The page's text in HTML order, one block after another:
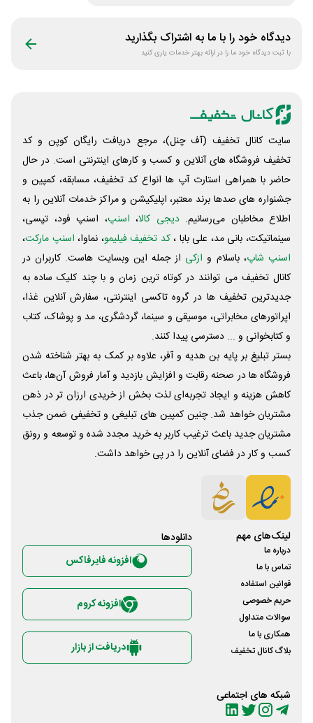
دیدگاه خود را با ما به اشتراک بگذارید
با ثبت دیدگاه خود ما را در ارائه بهتر خدمات یاری کنید
سایت کانال تخفیف (آف چنل)، مرجع دریافت رایگان کوپن و کد
تخفیف فروشگاه های آنلاین و کسب و‌ کارهای اینترنتی است. در حال
حاضر با همراهی استارت آپ ها انواع کد تخفیف، مسابقه، کمپین و
جشنواره های صدها برند معتبر، اپلیکیشن و مراکز خدمات آنلاین را به
اطلاع مخاطبان می‌رسانیم. دیجی کالا، اسنپ، اسنپ فود، تپسی،
سینماتیکت، بانی مد، علی‌ بابا ،کد تخفیف فیلیمو، نماوا، اسنپ مارکت،
اسنپ شاپ، باسلام و ازکی از جمله این وبسایت ‌هاست. کاربران در
کانال تخفیف می توانند در کوتاه ترین زمان و با چند کلیک ساده به
جدیدترین تخفیف ها در گروه تاکسی اینترنتی، سفارش آنلاین غذا،
اپراتورهای مخابراتی، موسیقی و سینما، گردشگری، مد و پوشاک، کتاب
و کتابخوانی و ... دسترسی پیدا کنند.
بستر تبلیغ بر پایه بن هدیه و آفر، علاوه بر کمک به بهتر شناخته شدن
فروشگاه ها در صحنه رقابت و افزایش بازدید و آمار فروش آن‌ها، باعث
کاهش هزینه و ایجاد تجربه‌ای لذت بخش از خریدی ارزان تر در ذهن
مشتریان خواهد شد. چنین کمپین های تبلیغی و تخفیفی ضمن جذب
مشتریان جدید باعث ترغیب کاربر به خرید مجدد شده و توسعه و رونق
کسب و کار در فضای آنلاین را در پی خواهد داشت.
لینک‌های مهم
درباره ما
تماس با ما
قوانین استفاده
حریم خصوصی
سوالات متداول
همکاری با ما
بلاگ کانال تخفیف
شبکه های اجتماعی
دانلود‌ها
افزونه فایرفاکس
افزونه کروم
دریافت از بازار